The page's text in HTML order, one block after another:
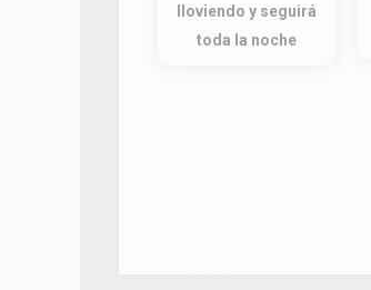
lloviendo y seguirá
toda la noche